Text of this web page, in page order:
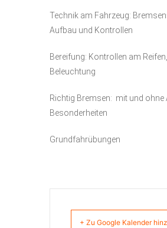
Technik am Fahrzeug:
Aufbau und Kontrollen
Bereifung: Kontrollen am Reifen,
Beleuchtung
Richtig Bremsen: mit und ohne
Besonderheiten
Grundfahrübungen
+ Zu Google Kalender